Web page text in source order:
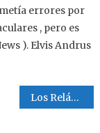
errores por
, pero es
). Elvis Andrus
Los Relámpagos del Norte